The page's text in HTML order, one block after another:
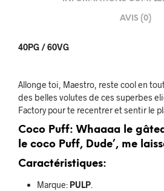
AVIS (0)
40PG / 60VG
Allonge toi, Maestro, reste cool en
des belles volutes de ces superbes
Factory pour te recentrer et sentir le
Coco Puff: Whaaaa le
le coco Puff, Dude’, me
Caractéristiques:
Marque:PULP.